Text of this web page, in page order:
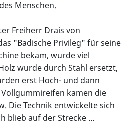
Menschen.
Freiherr Drais von
"Badische Privileg" für seine
bekam, wurde viel
wurde durch Stahl ersetzt,
erst Hoch- und dann
kamen die
Die Technik entwickelte sich
blieb auf der Strecke ...